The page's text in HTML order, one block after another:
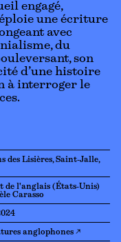
engagé,
une écriture
avec
du
son
d’une histoire
à interroger le
des Lisières, Saint-Jalle,
de l'anglais (États-Unis)
Carasso
anglophones ↗